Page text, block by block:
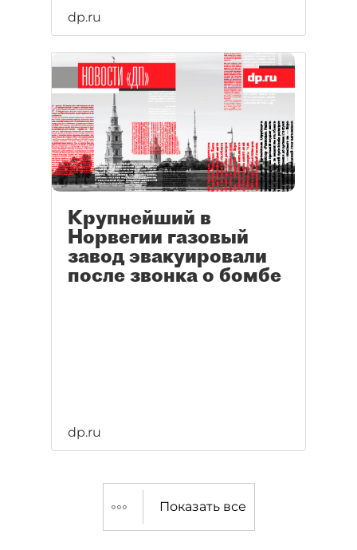
dp.ru
Крупнейший в
Норвегии газовый
завод эвакуировали
после звонка о бомбе
dp.ru
Показать все